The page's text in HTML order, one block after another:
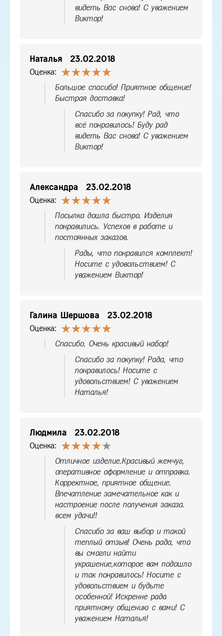
видеть Вас снова! С уважением
Виктор!
Наталья 23.02.2018
Оценка:
Большое спасибо! Приятное общение!
Быстрая доставка!
Спасибо за покупку! Рад, что
всё понравилось! Буду рад
видеть Вас снова! С уважением
Виктор!
Александра 23.02.2018
Оценка:
Посылка дошла быстро. Изделия
понравились. Успехов в работе и
постоянных заказов.
Рады, что понравился комплект!
Носите с удовольствием! С
уважением Виктор!
Галина Шершова 23.02.2018
Оценка:
Спасибо. Очень красивый набор!
Спасибо за покупку! Рада, что
понравилось! Носите с
удовольствием! С уважением
Наталья!
Людмила 23.02.2018
Оценка:
Отличное изделие.Красивый жемчуг,
оперативное оформление и отправка.
Корректное, приятное общение.
Впечатление замечательное как и
настроение после получения заказа.
всем удачи!!
Спасибо за ваш выбор и такой
теплый отзыв! Очень рада, что
вы смогли найти
украшение,которое вам подошло
и так понравилось! Носите с
удовольствием и будьте
особенной! Искренне рада
приятному общению с вами! С
уважением Наталья!